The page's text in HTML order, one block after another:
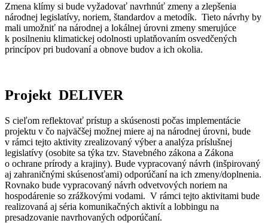
Zmena klímy si bude vyžadovať navrhnúť zmeny a zlepšenia
národnej legislatívy, noriem, štandardov a metodík. Tieto návrhy by
mali umožniť na národnej a lokálnej úrovni zmeny smerujúce
k posilneniu klimatickej odolnosti uplatňovaním osvedčených
princípov pri budovaní a obnove budov a ich okolia.
Projekt DELIVER
S cieľom reflektovať prístup a skúsenosti počas implementácie
projektu v čo najväčšej možnej miere aj na národnej úrovni, bude
v rámci tejto aktivity zrealizovaný výber a analýza príslušnej
legislatívy (osobite sa týka tzv. Stavebného zákona a Zákona
o ochrane prírody a krajiny). Bude vypracovaný návrh (inšpirovaný
aj zahraničnými skúsenosťami) odporúčaní na ich zmeny/doplnenia.
Rovnako bude vypracovaný návrh odvetvových noriem na
hospodárenie so zrážkovými vodami. V rámci tejto aktivitami bude
realizovaná aj séria komunikačných aktivít a lobbingu na
presadzovanie navrhovaných odporúčaní.